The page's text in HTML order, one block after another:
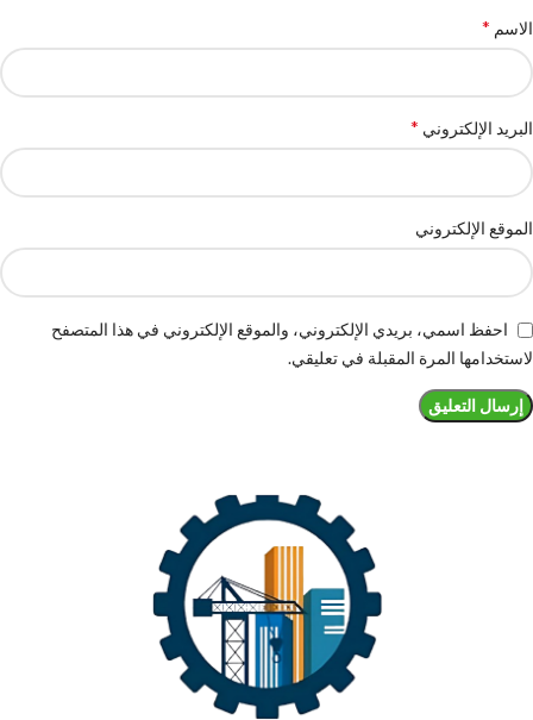
الاسم *
البريد الإلكتروني *
الموقع الإلكتروني
احفظ اسمي، بريدي الإلكتروني، والموقع الإلكتروني في هذا المتصفح
لاستخدامها المرة المقبلة في تعليقي.